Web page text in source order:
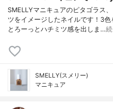
SMELLYマニキュアのピタゴラス
ツをイメージしたネイルです！3
とろーっとハチミツ感を出しま…
SMELLY(スメリー)
マニキュア